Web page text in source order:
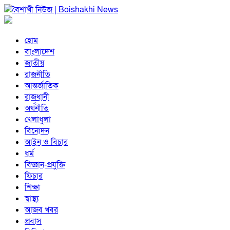
হোম
বাংলাদেশ
জাতীয়
রাজনীতি
আন্তর্জাতিক
রাজধানী
অর্থনীতি
খেলাধুলা
বিনোদন
আইন ও বিচার
ধর্ম
বিজ্ঞান-প্রযুক্তি
ফিচার
শিক্ষা
স্বাস্থ্য
আজব খবর
প্রবাস